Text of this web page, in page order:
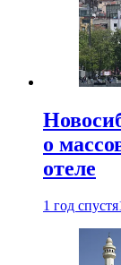
о
отеле
1 год спустя